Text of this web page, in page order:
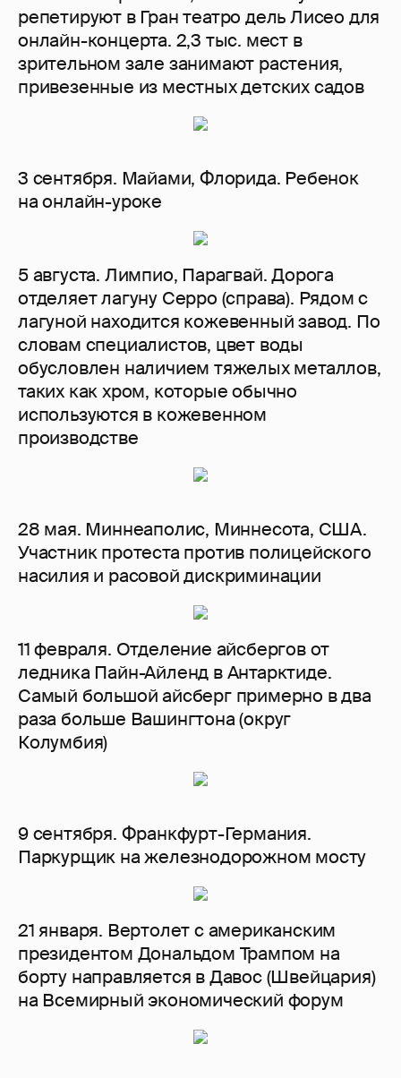
репетируют в Гран театро дель Лисео для
онлайн-концерта. 2,3 тыс. мест в
зрительном зале занимают растения,
привезенные из местных детских садов
3 сентября. Майами, Флорида. Ребенок
на онлайн-уроке
5 августа. Лимпио, Парагвай. Дорога
отделяет лагуну Серро (справа). Рядом с
лагуной находится кожевенный завод. По
словам специалистов, цвет воды
обусловлен наличием тяжелых металлов,
таких как хром, которые обычно
используются в кожевенном
производстве
28 мая. Миннеаполис, Миннесота, США.
Участник протеста против полицейского
насилия и расовой дискриминации
11 февраля. Отделение айсбергов от
ледника Пайн-Айленд в Антарктиде.
Самый большой айсберг примерно в два
раза больше Вашингтона (округ
Колумбия)
9 сентября. Франкфурт-Германия.
Паркурщик на железнодорожном мосту
21 января. Вертолет с американским
президентом Дональдом Трампом на
борту направляется в Давос (Швейцария)
на Всемирный экономический форум